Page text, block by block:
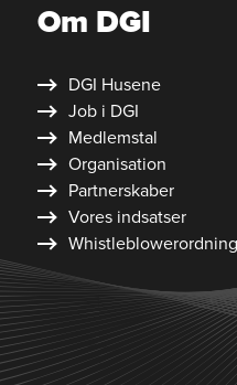
Om DGI
DGI Husene
Job i DGI
Medlemstal
Organisation
Partnerskaber
Vores indsatser
Whistleblower­ordning